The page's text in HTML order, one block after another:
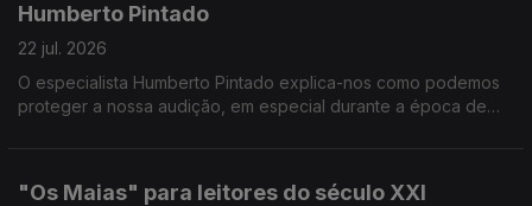
Humberto Pintado
22 jul. 2026
O especialista Humberto Pintado explica-nos como podemos
proteger a nossa audição, em especial durante a época de
"Os Maias" para leitores do século XXI